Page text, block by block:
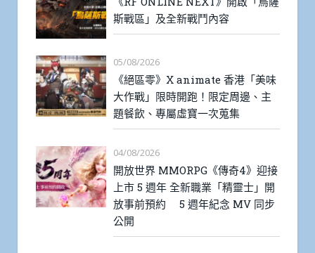
斯戰區」及全新戰鬥內容
05/08/2026
《絕區零》X animate 香港「美味
大作戰」限時開跑！限定周邊、主
題餐飲、專屬虛寶一次蒐集
04/08/2026
開放世界 MMORPG《傳奇4》迎接
上市 5 週年 全新職業「精靈士」開
放事前預約 5 週年紀念 MV 同步
公開